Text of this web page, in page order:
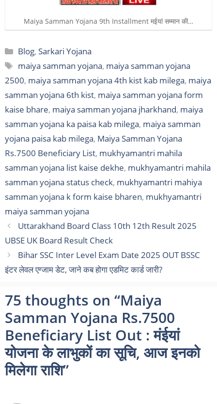
Maiya Samman Yojana 9th Installment मईयां सम्मान की…
Categories
Blog, Sarkari Yojana
Tags
maiya samman yojana, maiya samman yojana
2500, maiya samman yojana 4th kist kab milega, maiya
samman yojana 6th kist, maiya samman yojana form
kaise bhare, maiya samman yojana jharkhand, maiya
samman yojana ka paisa kab milega, maiya samman
yojana paisa kab milega, Maiya Samman Yojana
Rs.7500 Beneficiary List, mukhyamantri mahila
samman yojana list kaise dekhe, mukhyamantri mahila
samman yojana status check, mukhyamantri mahiya
samman yojana k form kaise bharen, mukhyamantri
maiya samman yojana
Uttarakhand Board Class 10th 12th Result 2025
UBSE UK Board Result Check
Bihar SSC Inter Level Exam Date 2025 OUT BSSC
इंटर लेवल एग्जाम डेट, जाने कब होगा एडमिट कार्ड जारी?
75 thoughts on “Maiya
Samman Yojana Rs.7500
Beneficiary List Out : मंईयां
योजना के लाभुकों का सूचि, आज इनको
मिलेगा राशि”